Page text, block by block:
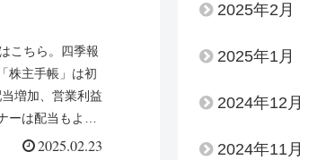
こちら。四季報
株主手帳」は初
増加、営業利益
ーは配当もよ
2025.02.23
2025年2月
2025年1月
2024年12月
2024年11月